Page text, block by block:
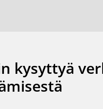
kysyttyä